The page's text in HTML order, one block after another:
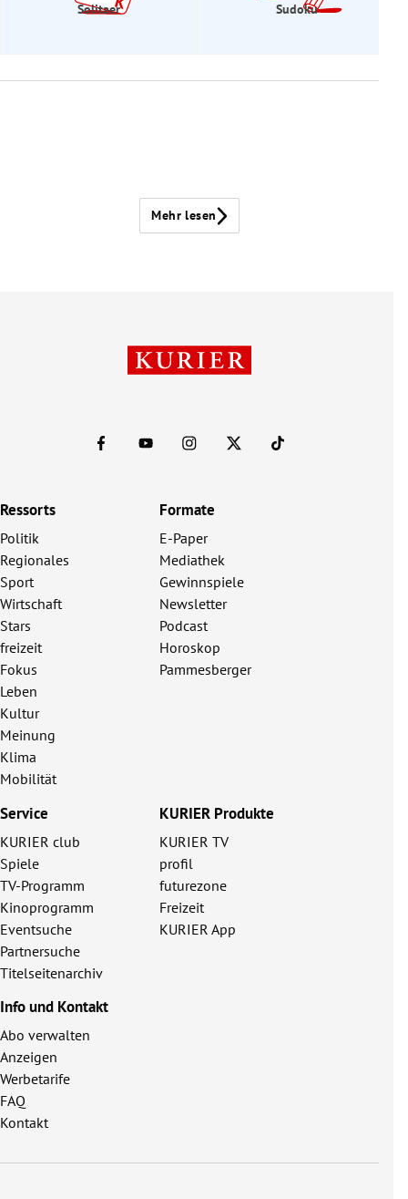
Solitaer Sudoku
Mehr lesen
Ressorts
Politik
Regionales
Sport
Wirtschaft
Stars
freizeit
Fokus
Leben
Kultur
Meinung
Klima
Mobilität
Formate
E-Paper
Mediathek
Gewinnspiele
Newsletter
Podcast
Horoskop
Pammesberger
Service
KURIER club
Spiele
TV-Programm
Kinoprogramm
Eventsuche
Partnersuche
Titelseitenarchiv
KURIER Produkte
KURIER TV
profil
futurezone
Freizeit
KURIER App
Info und Kontakt
Abo verwalten
Anzeigen
Werbetarife
FAQ
Kontakt